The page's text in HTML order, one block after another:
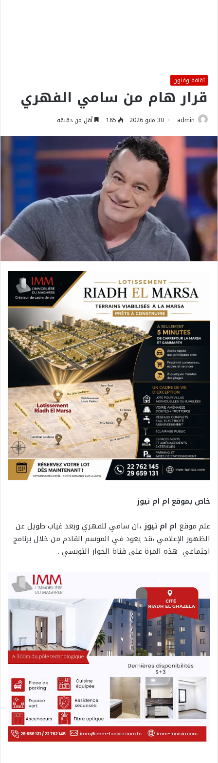
ثقافة وفنون
قرار هام من سامي الفهري
admin 30 مايو 2026 185 أقل من دقيقة
خاص بموقع ام ام نيوز
علم موقع ام ام نيوز ،ان سامي للفهري وبعد غياب طويل عن
الظهور الإعلامي ،قد يعود في الموسم القادم من خلال برنامج
اجتماعي هذه المرة على قناة الحوار التونسي .